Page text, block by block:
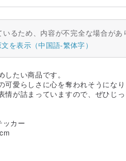
るため、内容が不完全な場合があ
文を表示（中国語-繁体字）
たい商品です。
可愛らしさに心を奪われそうになり
情が詰まっていますので、ぜひじ
カー